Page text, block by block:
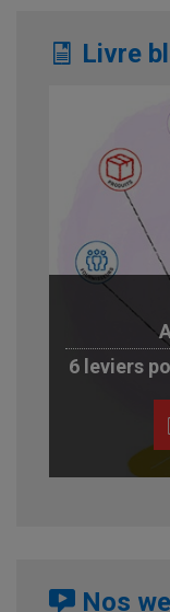
Livre
6 leviers
Nos